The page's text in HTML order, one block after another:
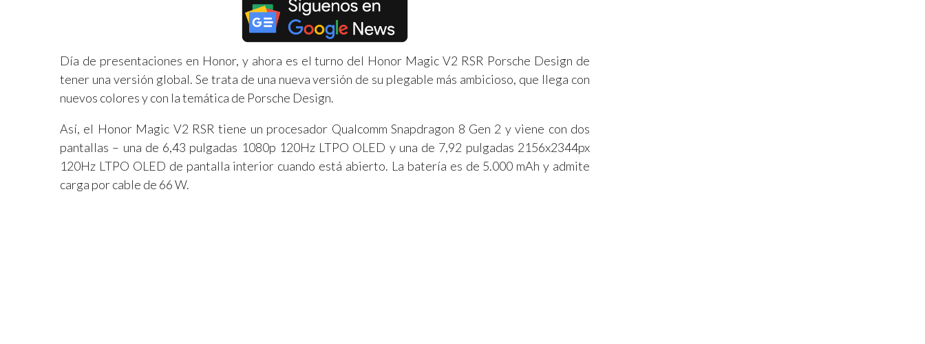
Día de presentaciones en Honor, y ahora es el turno del Honor Magic V2 RSR Porsche Design de
tener una versión global. Se trata de una nueva versión de su plegable más ambicioso, que llega con
nuevos colores y con la temática de Porsche Design.
Así, el Honor Magic V2 RSR tiene un procesador Qualcomm Snapdragon 8 Gen 2 y viene con dos
pantallas – una de 6,43 pulgadas 1080p 120Hz LTPO OLED y una de 7,92 pulgadas 2156x2344px
120Hz LTPO OLED de pantalla interior cuando está abierto. La batería es de 5.000 mAh y admite
carga por cable de 66 W.